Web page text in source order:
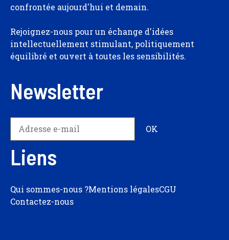
confrontée aujourd'hui et demain.
Rejoignez-nous pour un échange d'idées
intellectuellement stimulant, politiquement
équilibré et ouvert à toutes les sensibilités.
Newsletter
Liens
Qui sommes-nous ?Mentions légalesCGU
Contactez-nous